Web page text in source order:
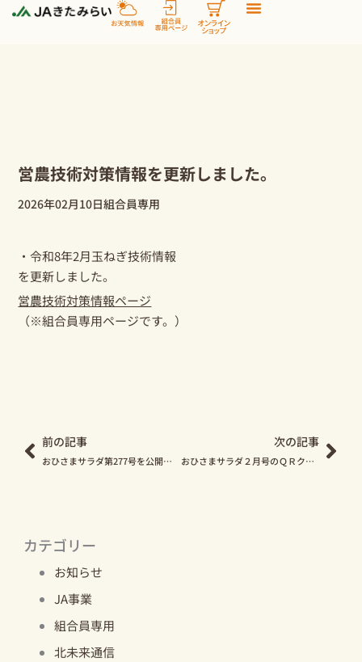
カテゴリー
お知らせ
JA事業
組合員専用
北未来通信
営農技術対策情報を更新しました。
2026年02月10日組合員専用
・令和8年2月玉ねぎ技術情報
を更新しました。
営農技術対策情報ページ
（※組合員専用ページです。）
前の記事
おひさまサラダ第277号を公開しました。
次の記事
おひさまサラダ２月号のＱＲクーポンの差し替えについて